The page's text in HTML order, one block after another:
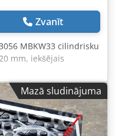
Zvanīt
MBKW33 cilindrisku
mm, iekšējais
neizmantots
kārtībā, piegādes
Iepakošanas un
vaicāt atsevišķi! Crjdpfxji
Mazā sludinājuma